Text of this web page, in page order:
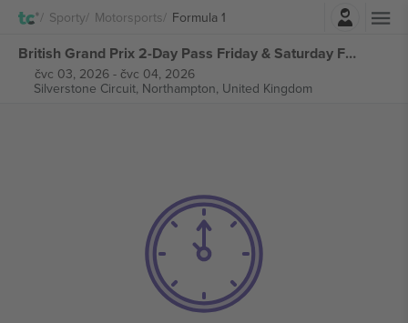
Sporty Motorsports Formula 1Přihlásit se
British Grand Prix 2-Day Pass Friday & Saturday Formula 1 vstupenek
čvc 03, 2026- čvc 04, 2026
Silverstone Circuit, Northampton, United Kingdom